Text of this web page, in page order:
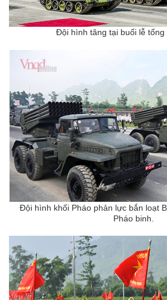
Đội hình tăng tại buổi lễ tổng
Đội hình khối Pháo phản lực bắn loạt
Pháo binh.